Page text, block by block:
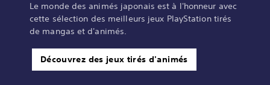
Le monde des animés japonais est à l'honneur avec
cette sélection des meilleurs jeux PlayStation tirés
de mangas et d'animés.
Découvrez des jeux tirés d'animés